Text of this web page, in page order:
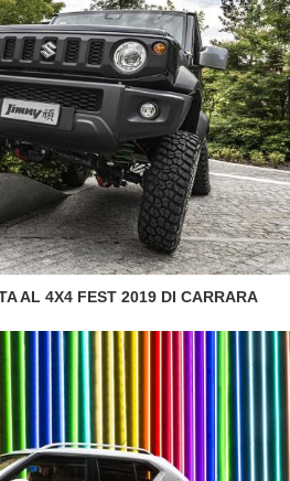
AL 4X4 FEST 2019 DI CARRARA